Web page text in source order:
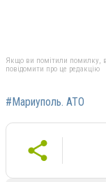
Якщо ви помітили помилку,
повідомити про це редакцію
#Мариуполь. АТО